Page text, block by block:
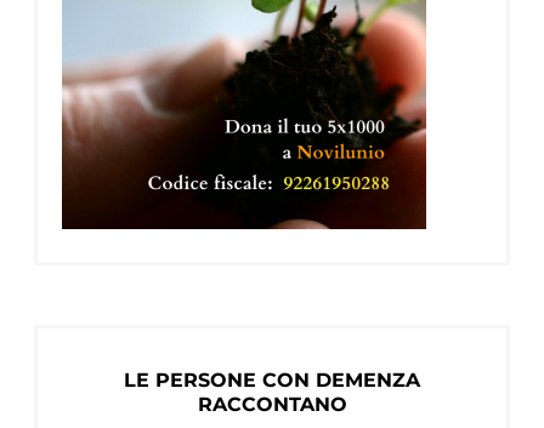
LE PERSONE CON DEMENZA
RACCONTANO